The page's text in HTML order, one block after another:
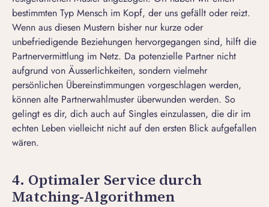
bestimmten Typ Mensch im Kopf, der uns gefällt oder reizt.
Wenn aus diesen Mustern bisher nur kurze oder
unbefriedigende Beziehungen hervorgegangen sind, hilft die
Partnervermittlung im Netz. Da potenzielle Partner nicht
aufgrund von Äusserlichkeiten, sondern vielmehr
persönlichen Übereinstimmungen vorgeschlagen werden,
können alte Partnerwahlmuster überwunden werden. So
gelingt es dir, dich auch auf Singles einzulassen, die dir im
echten Leben vielleicht nicht auf den ersten Blick aufgefallen
wären.
4. Optimaler Service durch
Matching-Algorithmen